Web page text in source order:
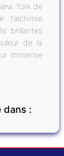
York de
l'alchimie
brillantes
de la
immense
dans :